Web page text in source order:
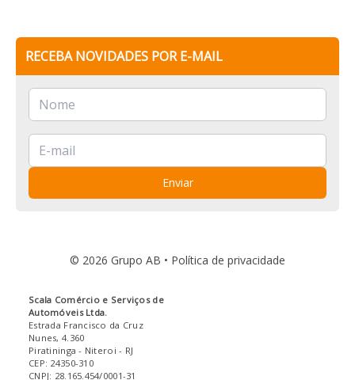
RECEBA NOVIDADES POR E-MAIL
Enviar
© 2026 Grupo AB • Política de privacidade
Scala Comércio e Serviços de
Automóveis Ltda.
Estrada Francisco da Cruz
Nunes, 4.360
Piratininga - Niteroi - RJ
CEP: 24350-310
CNPJ: 28.165.454/0001-31